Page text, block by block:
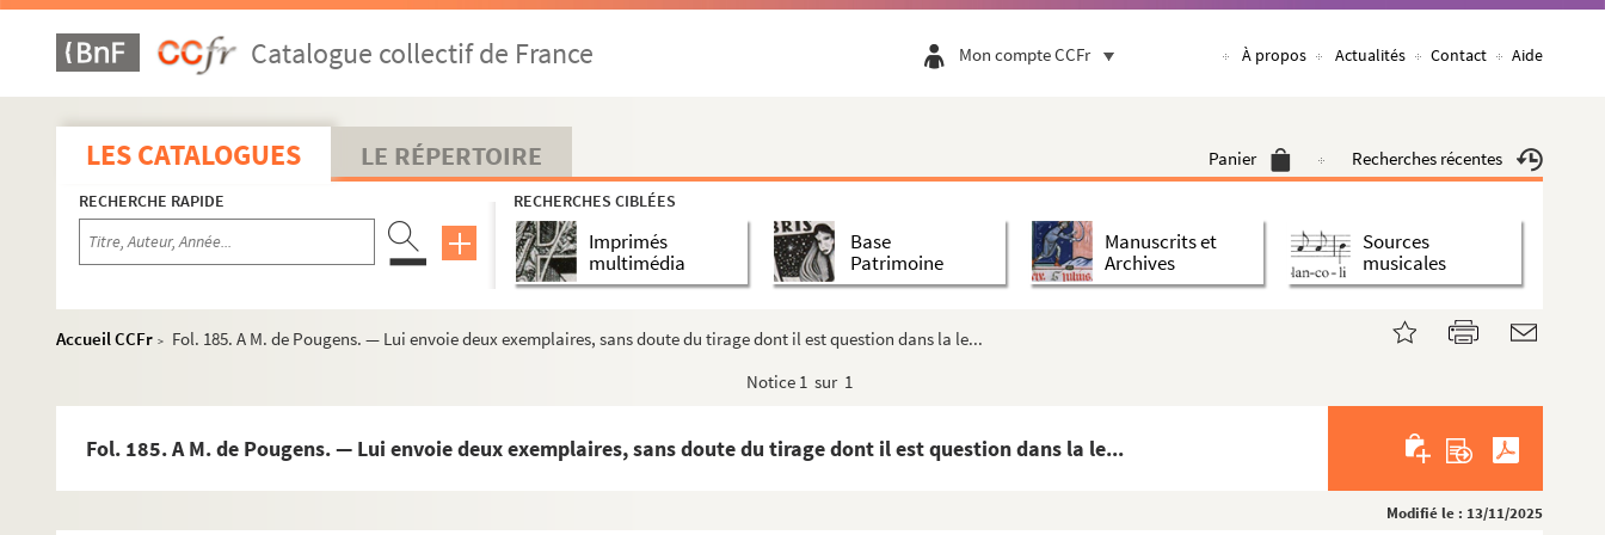
Catalogue collectif de France Mon compte CCFr À propos Actualités Contact Aide
LES CATALOGUES LE RÉPERTOIRE Panier Recherches récentes
RECHERCHE RAPIDE RECHERCHES CIBLÉES
Imprimés
multimédia
Base
Patrimoine
Manuscrits et
Archives
Sources
musicales
Accueil CCFr >
Fol. 185. A M. de Pougens. — Lui envoie deux exemplaires, sans doute du tirage dont il est question dans la le...
Notice 1 sur 1
Fol. 185. A M. de Pougens. — Lui envoie deux exemplaires, sans doute du tirage dont il est question dans la le...
Modifié le : 13/11/2025
Fol. 127. Quatrain à M. de Cailhava, membre de l'Institut, en recevant deux oranges. (S. d.)
Fol. 129. A M. de Courchamps, à Lesigni, par Brie-Comte-Robert
Fol. 131. A M. Dauger. — Remercîment et prière de venir dîner. (S. d.)
Fol. 133. A madame de Gambes. — Ne peut répondre à son invitation ; est souffrante. (S. d.)
Fol. 135. A M. de Genève, rue Saint-Honoré, près de l'hôtel de Beauvau. — Allusion à des conversations et des ...
Fol. 137. A M. Godin, ministre des finances, pour recommander une dame d'Euvrez. (S. d.)
Fol. 139. A M. Julien, à Paris, pour lui souhaiter un bon voyage et le recommander à ses neveux ? (S. d.)
Fol. 141. A M. Mercier. — Regret de ne pas l'avoir vu. (S. d.)
Fol. 151. A M. de la Motte. — Prière de venir dîner et entendre des vers de Vigée. (S. d.)